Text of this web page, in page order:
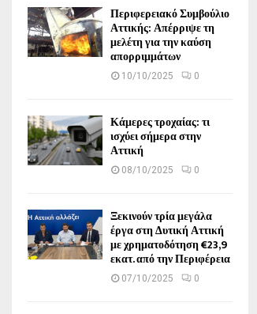
Περιφερειακό Συμβούλιο
Αττικής: Απέρριψε τη
μελέτη για την καύση
απορριμμάτων
10/10/2025 0
Κάμερες τροχαίας: τι
ισχύει σήμερα στην
Αττική
08/10/2025 0
Ξεκινούν τρία μεγάλα
έργα στη Δυτική Αττική
με χρηματοδότηση €23,9
εκατ. από την Περιφέρεια
07/10/2025 0